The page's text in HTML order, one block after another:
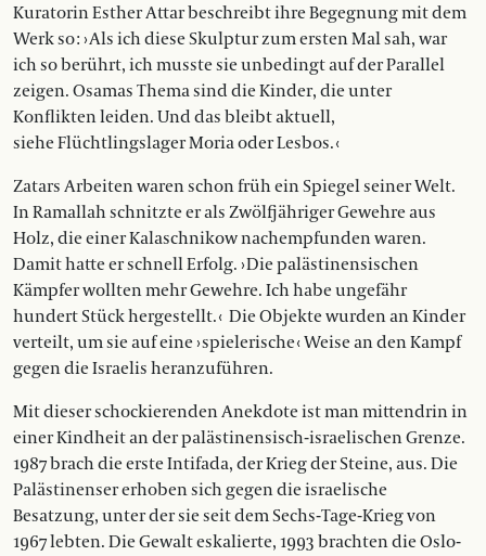
Kuratorin Esther Attar beschreibt ihre Begegnung mit dem
Werk so : › Als ich diese Skulptur zum ersten Mal sah, war
ich so berührt, ich musste sie unbedingt auf der Parallel
zeigen. Osamas Thema sind die Kinder, die unter
Konflikten leiden. Und das bleibt aktuell,
siehe Flüchtlingslager Mo­­ria oder Lesbos. ‹
Zatars Arbeiten waren schon früh ein Spiegel seiner Welt.
In Ramallah schnitzte er als Zwölfjähriger Gewehre aus
Holz, die einer Kalaschnikow nachempfunden waren.
Damit hatte er schnell Erfolg. › Die palästinensischen
Kämpfer wollten mehr Gewehre. Ich ha­be ungefähr
hundert Stück hergestellt. ‹ Die Objekte wurden an Kinder
verteilt, um sie auf eine › spielerische ‹ Weise an den Kampf
gegen die Israelis heran­zuführen.
Mit dieser schockierenden Anek­dote ist man mittendrin in
einer Kindheit an der palästinensisch-israelischen Grenze.
1987 brach die erste Intifada, der Krieg der Steine, aus. Die
Palästinenser erhoben sich gegen die israelische
Besatzung, unter der sie seit dem Sechs-Tage-Krieg von
1967 lebten. Die Gewalt eskalierte, 1993 brachten die Oslo-